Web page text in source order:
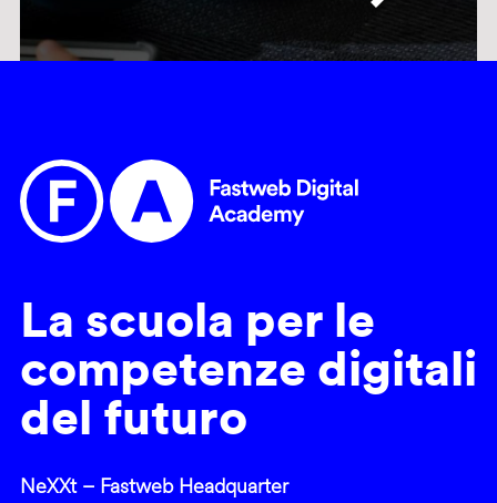
La scuola per le
competenze digitali
del futuro
NeXXt – Fastweb Headquarter